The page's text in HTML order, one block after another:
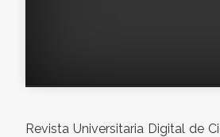
Revista Universitaria Digital de